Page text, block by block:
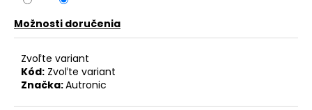
Možnosti doručenia
Zvoľte variant
Kód: Zvoľte variant
Značka:Autronic